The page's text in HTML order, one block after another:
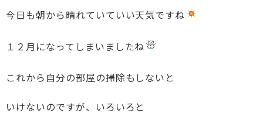
今日も朝から晴れていていい天気ですね
１２月になってしまいましたね
これから自分の部屋の掃除もしないと
いけないのですが、いろいろと